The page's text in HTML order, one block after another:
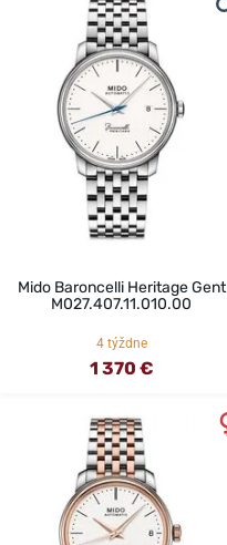
Mido Baroncelli Heritage Gent
M027.407.11.010.00
4 týždne
1 370 €